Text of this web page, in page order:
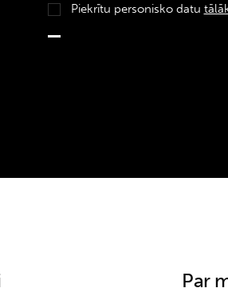
Piekrītu personisko datu
Par